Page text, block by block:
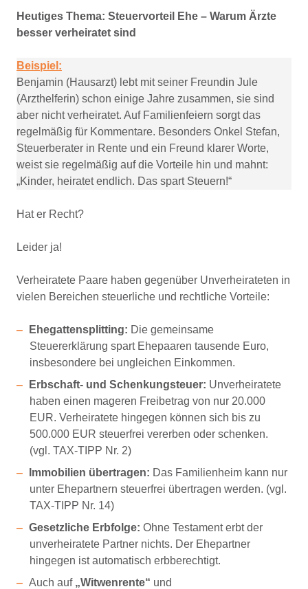
Heutiges Thema: Steuervorteil Ehe – Warum Ärzte
besser verheiratet sind
Beispiel:
Benjamin (Hausarzt) lebt mit seiner Freundin Jule
(Arzthelferin) schon einige Jahre zusammen, sie sind
aber nicht verheiratet. Auf Familienfeiern sorgt das
regelmäßig für Kommentare. Besonders Onkel Stefan,
Steuerberater in Rente und ein Freund klarer Worte,
weist sie regelmäßig auf die Vorteile hin und mahnt:
„Kinder, heiratet endlich. Das spart Steuern!“
Hat er Recht?
Leider ja!
Verheiratete Paare haben gegenüber Unverheirateten in
vielen Bereichen steuerliche und rechtliche Vorteile:
Ehegattensplitting: Die gemeinsame
Steuererklärung spart Ehepaaren tausende Euro,
insbesondere bei ungleichen Einkommen.
Erbschaft- und Schenkungsteuer: Unverheiratete
haben einen mageren Freibetrag von nur 20.000
EUR. Verheiratete hingegen können sich bis zu
500.000 EUR steuerfrei vererben oder schenken.
(vgl. TAX-TIPP Nr. 2)
Immobilien übertragen: Das Familienheim kann nur
unter Ehepartnern steuerfrei übertragen werden. (vgl.
TAX-TIPP Nr. 14)
Gesetzliche Erbfolge: Ohne Testament erbt der
unverheiratete Partner nichts. Der Ehepartner
hingegen ist automatisch erbberechtigt.
Auch auf„Witwenrente“ und